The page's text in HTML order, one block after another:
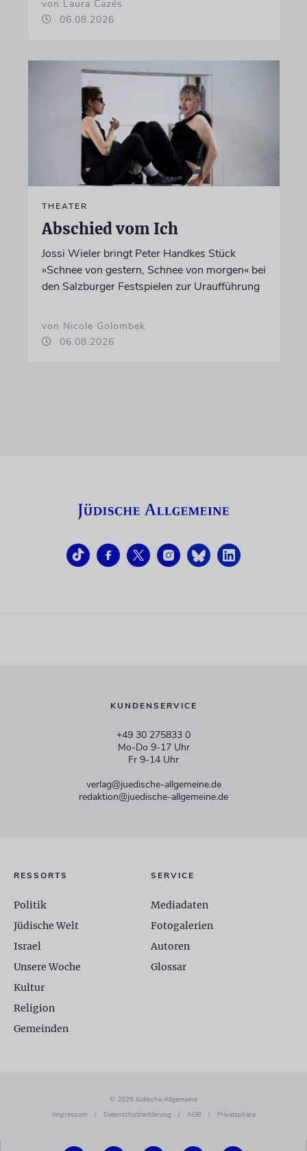
von Laura Cazés
06.08.2026
THEATER
Abschied vom Ich
Jossi Wieler bringt Peter Handkes Stück
»Schnee von gestern, Schnee von morgen« bei
den Salzburger Festspielen zur Uraufführung
von Nicole Golombek
06.08.2026
KUNDENSERVICE
+49 30 275833 0
Mo-Do 9-17 Uhr
Fr 9-14 Uhr
verlag@juedische-allgemeine.de
redaktion@juedische-allgemeine.de
RESSORTS
Politik
Jüdische Welt
Israel
Unsere Woche
Kultur
Religion
Gemeinden
SERVICE
Mediadaten
Fotogalerien
Autoren
Glossar
© 2026 Jüdische Allgemeine
Impressum
/ Datenschutzerklärung / AGB / Privatsphäre